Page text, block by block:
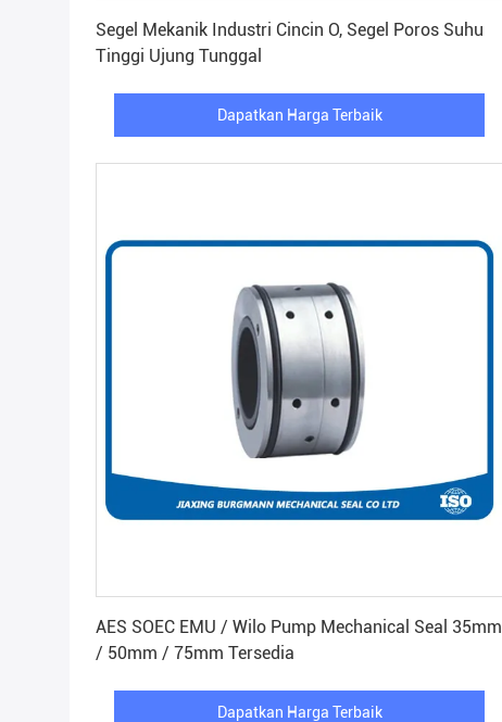
Segel Mekanik Industri Cincin O, Segel Poros Suhu
Tinggi Ujung Tunggal
Dapatkan Harga Terbaik
AES SOEC EMU / Wilo Pump Mechanical Seal 35mm
/ 50mm / 75mm Tersedia
Dapatkan Harga Terbaik